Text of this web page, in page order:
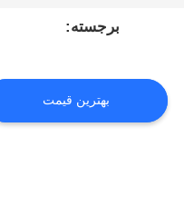
برجسته:
بهترین قیمت